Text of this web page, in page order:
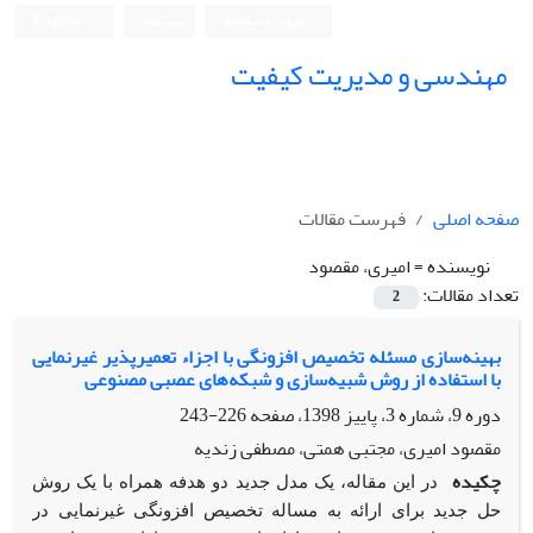
مهندسی و مدیریت کیفیت
صفحه اصلی
فهرست مقالات
نویسنده =امیری، مقصود
تعداد مقالات:
2
بهینه‌سازی مسئله تخصیص افزونگی با اجزاء تعمیرپذیر غیرنمایی
با استفاده از روش شبیه‌سازی و شبکه‌های عصبی مصنوعی
دوره 9، شماره 3، پاییز 1398، صفحه
226-243
مقصود امیری، مجتبی همتی، مصطفی زندیه
چکیده
در این مقاله، یک مدل جدید دو هدفه همراه با یک روش
حل جدید برای ارائه به مساله تخصیص افزونگی غیرنمایی در